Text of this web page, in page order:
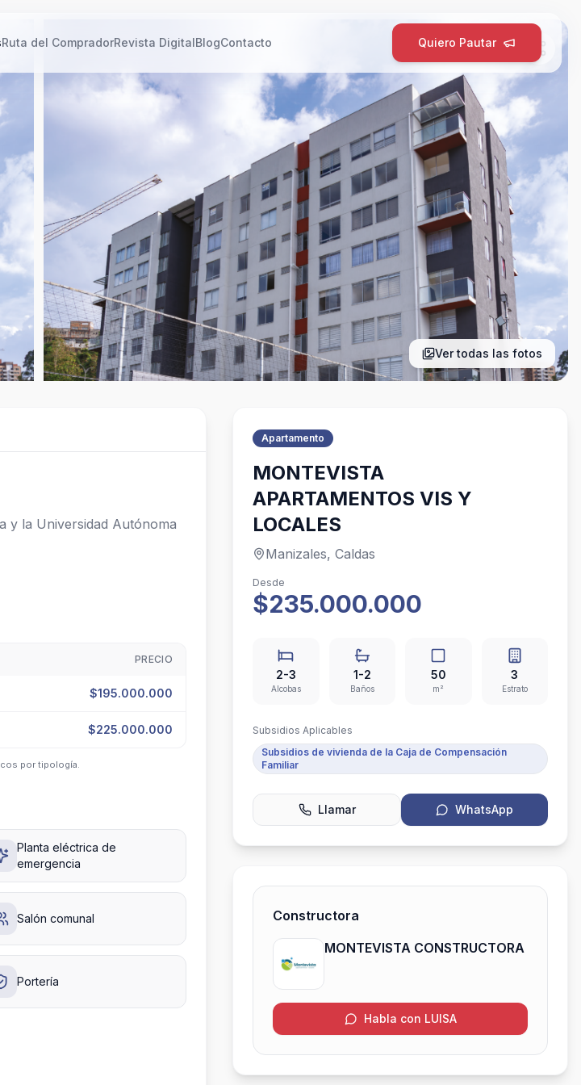
Ruta del CompradorRevista DigitalBlogContacto Quiero Pautar
Ver todas las fotos
y la Universidad Autónoma
PRECIO
$195.000.000
$225.000.000
por tipología.
Planta eléctrica de
emergencia
Salón comunal
Portería
Apartamento
MONTEVISTA
APARTAMENTOS VIS Y
LOCALES
Manizales, Caldas
Desde
$235.000.000
2-3
Alcobas
1-2
Baños
50
m²
3
Estrato
Subsidios Aplicables
Subsidios de vivienda de la Caja de Compensación
Familiar
Llamar WhatsApp
Constructora
MONTEVISTA CONSTRUCTORA
Habla con LUISA